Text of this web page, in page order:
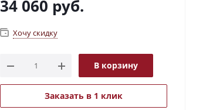
34 060 руб.
Хочу скидку
В корзину
Заказать в 1 клик